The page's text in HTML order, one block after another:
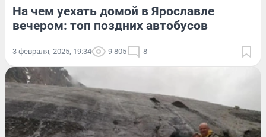
На чем уехать домой в Ярославле
вечером: топ поздних автобусов
3 февраля, 2025, 19:34 9 805 8